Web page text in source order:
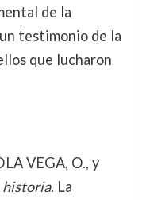
de la
testimonio de la
que lucharon
VEGA, O., y
historia. La